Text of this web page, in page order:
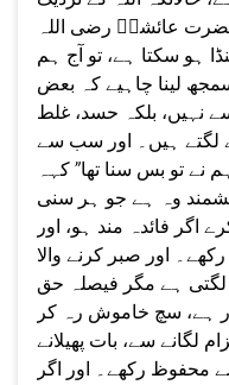
عائشہؓ رضی اللہ
ہو سکتا ہے، تو آج ہم
لینا چاہیے کہ بعض
نہیں، بلکہ حسد، غلط
لگتے ہیں۔ اور سب سے
نے تو بس سنا تھا” کہہ
وہ ہے جو ہر سنی
اگر فائدہ مند ہو، اور
اور صبر کرنے والا
لگتی ہے مگر فیصلہ حق
ہے، سچ خاموش رہ کر
لگانے سے، بات پھیلانے
محفوظ رکھے۔ اور اگر